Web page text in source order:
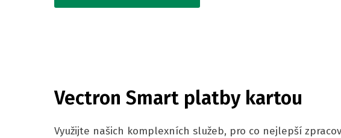
Vectron Smart platby kartou
Využijte našich komplexních služeb, pro co nejlepší